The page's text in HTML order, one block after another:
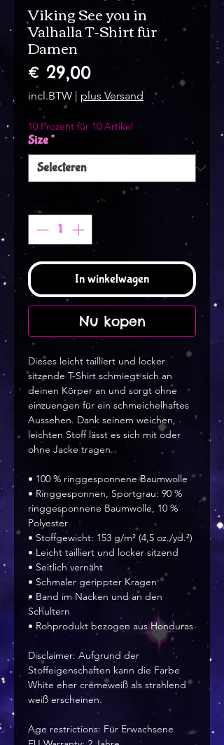
Viking See you in
Valhalla T-Shirt für
Damen
€ 29,00Prijs
incl.BTW | plus Versand
10 Prozent für 10 Artikel
Size*
In winkelwagen
Nu kopen
Dieses leicht tailliert und locker
sitzende T-Shirt schmiegt sich an
deinen Körper an und sorgt ohne
einzuengen für ein schmeichelhaftes
Aussehen. Dank seinem weichen,
leichten Stoff lässt es sich mit oder
ohne Jacke tragen.
• 100 % ringgesponnene Baumwolle
• Ringgesponnen, Sportgrau: 90 %
ringgesponnene Baumwolle, 10 %
Polyester
• Stoffgewicht: 153 g/m² (4,5 oz./yd.²)
• Leicht tailliert und locker sitzend
• Seitlich vernäht
• Schmaler gerippter Kragen
• Band im Nacken und an den
Schultern
• Rohprodukt bezogen aus Honduras
Disclaimer: Aufgrund der
Stoffeigenschaften kann die Farbe
White eher cremeweiß als strahlend
weiß erscheinen.
Age restrictions: Für Erwachsene